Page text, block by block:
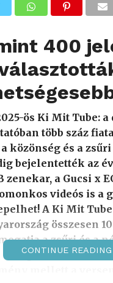
400
ös Ki Mit Tube:
több száz
közönség és a
bejelentették az
zenekar, a Gucsi x
videós is a
A Ki Mit
összesen
a zsűri és a
ítélt produkciókat. A
CONTINUE READING